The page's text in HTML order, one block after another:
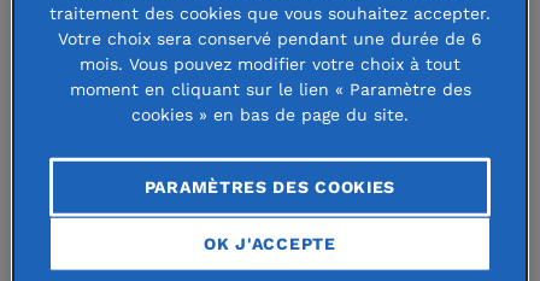
et ceux qui souhaitent agir pour l’intérêt général.
Son rôle : transformer toutes ces envies d’agir en
actions concrètes, efficaces et durables.
Son équipe salariée et bénévole est engagée au
apporter un accompagnement personnalisé aux
traitement des cookies que vous souhaitez accepter.
Votre choix sera conservé pendant une durée de 6
mois. Vous pouvez modifier votre choix à tout
moment en cliquant sur le lien « Paramètre des
cookies » en bas de page du site.
PARAMÈTRES DES COOKIES
OK J'ACCEPTE